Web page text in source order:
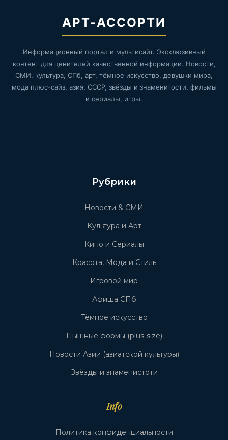
АРТ-АССОРТИ
Информационный портал и мультисайт. Эксклюзивный
контент для ценителей качественной информации. Новости,
СМИ, культура, СПб, арт, тёмное искусство, девушки мира,
мода плюс-сайз, азия, СССР, звёзды и знаменитости, фильмы
и сериалы, игры.
Рубрики
Новости & СМИ
Культура и Арт
Кино и Сериалы
Красота, Мода и Стиль
Игровой мир
Афиша СПб
Тёмное искусство
Пышные формы (plus-size)
Новости Азии (азиатской культуры)
Звёзды и знаменистоти
Info
Политика конфиденциальности